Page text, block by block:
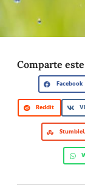
Comparte
Facebook
Reddit